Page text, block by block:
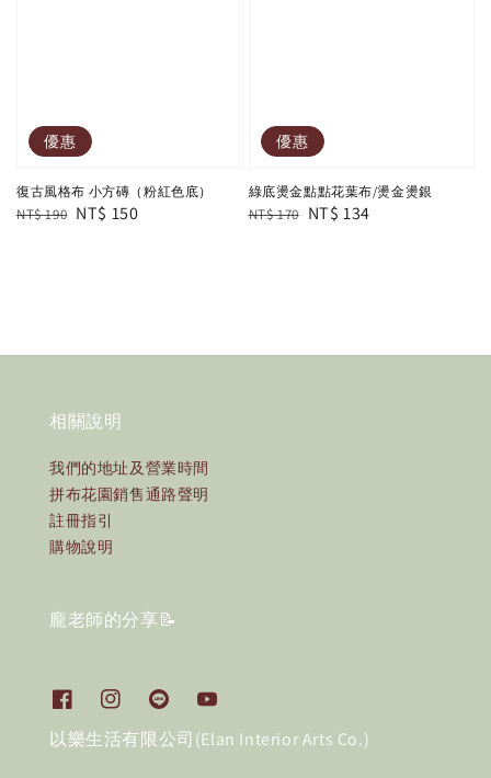
優惠
復古風格布 小方磚（粉紅色底）
Regular
NT$ 190 Sale
NT$ 150
優惠
綠底燙金點點花葉布/燙金燙銀
Regular
NT$ 170 Sale
NT$ 134
相關說明
我們的地址及營業時間
拼布花園銷售通路聲明
註冊指引
購物說明
龐老師的分享📝
以樂生活有限公司(Elan Interior Arts Co.)